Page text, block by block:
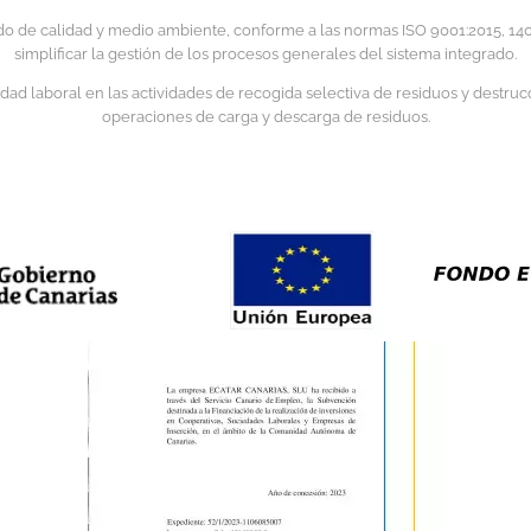
calidad y medio ambiente, conforme a las normas ISO 9001:2015,
simplificar la gestión de los procesos generales del sistema integrado.
laboral en las actividades de recogida selectiva de residuos y
operaciones de carga y descarga de residuos.